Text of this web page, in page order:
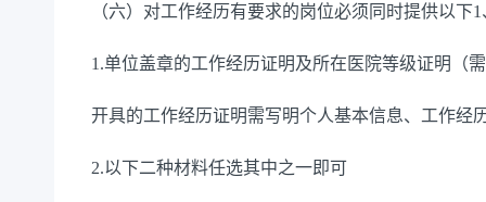
（六） 对工作经历有要求的岗位必须同时提供以下
1.单位盖章的工作经历证明及所在医院等级证明（
开具的工作经历证明需写明个人基本信息、工作经
2.以下二种材料任选其中之一即可